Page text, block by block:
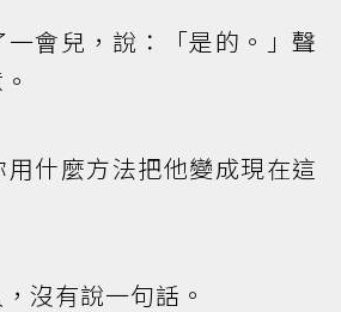
會兒，說：「是的。」聲
什麼方法把他變成現在這
沒有說一句話。